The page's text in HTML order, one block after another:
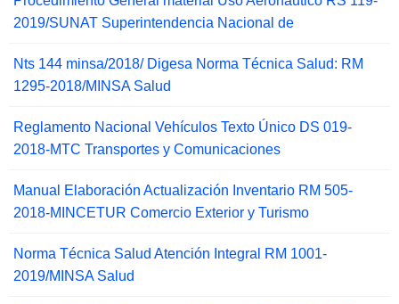
2019/SUNAT Superintendencia Nacional de
Nts 144 minsa/2018/ Digesa Norma Técnica Salud: RM
1295-2018/MINSA Salud
Reglamento Nacional Vehículos Texto Único DS 019-
2018-MTC Transportes y Comunicaciones
Manual Elaboración Actualización Inventario RM 505-
2018-MINCETUR Comercio Exterior y Turismo
Norma Técnica Salud Atención Integral RM 1001-
2019/MINSA Salud